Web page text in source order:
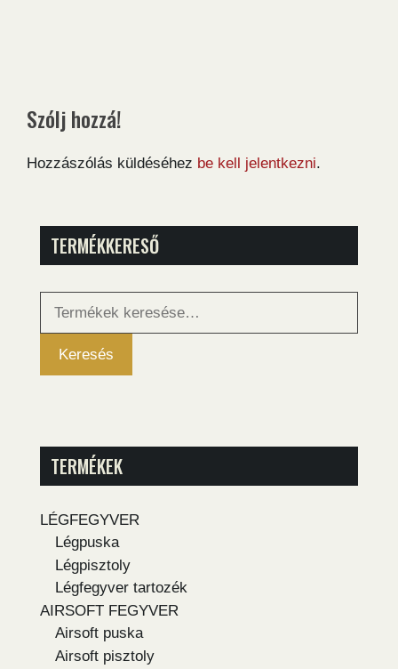
Szólj hozzá!
Hozzászólás küldéséhez be kell jelentkezni.
TERMÉKKERESŐ
Keresés
Keresés
TERMÉKEK
LÉGFEGYVER
Légpuska
Légpisztoly
Légfegyver tartozék
AIRSOFT FEGYVER
Airsoft puska
Airsoft pisztoly